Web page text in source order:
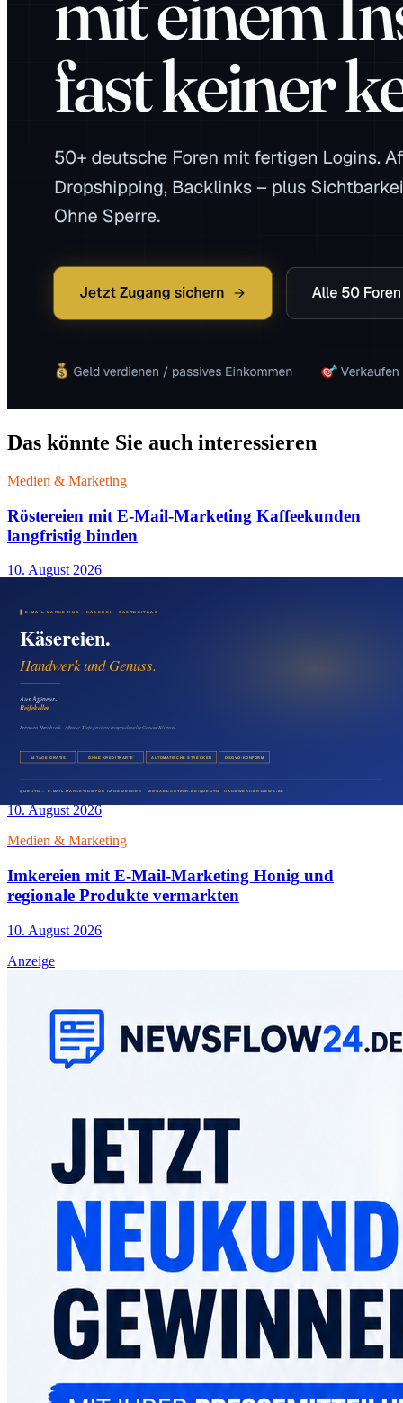
Das könnte Sie auch interessieren
Medien & Marketing
Röstereien mit E-Mail-Marketing Kaffeekunden
langfristig binden
10. August 2026
Steakhouse Pressemitteilung für Genießer
E-Mail-Marketing für Brauereien: Neue Sorten,
Events und Verkostungen bewerben
10. August 2026
Medien & Marketing
Imkereien mit E-Mail-Marketing Honig und
regionale Produkte vermarkten
10. August 2026
Anzeige